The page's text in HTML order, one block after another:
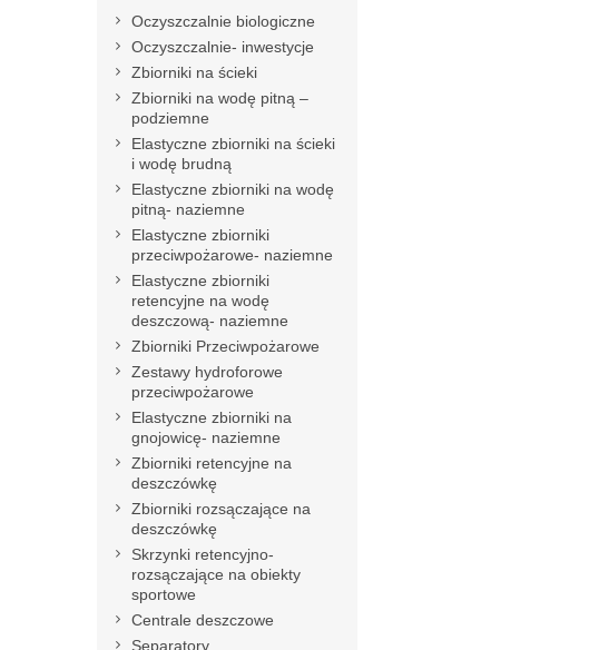
Oczyszczalnie biologiczne
Oczyszczalnie- inwestycje
Zbiorniki na ścieki
Zbiorniki na wodę pitną –
podziemne
Elastyczne zbiorniki na ścieki
i wodę brudną
Elastyczne zbiorniki na wodę
pitną- naziemne
Elastyczne zbiorniki
przeciwpożarowe- naziemne
Elastyczne zbiorniki
retencyjne na wodę
deszczową- naziemne
Zbiorniki Przeciwpożarowe
Zestawy hydroforowe
przeciwpożarowe
Elastyczne zbiorniki na
gnojowicę- naziemne
Zbiorniki retencyjne na
deszczówkę
Zbiorniki rozsączające na
deszczówkę
Skrzynki retencyjno-
rozsączające na obiekty
sportowe
Centrale deszczowe
Separatory